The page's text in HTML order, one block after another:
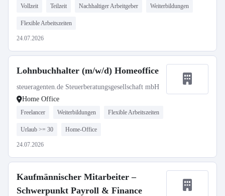
Vollzeit Teilzeit Nachhaltiger Arbeitgeber Weiterbildungen
Flexible Arbeitszeiten
24.07.2026
Lohnbuchhalter (m/w/d) Homeoffice
steueragenten.de Steuerberatungsgesellschaft mbH
Home Office
Freelancer Weiterbildungen Flexible Arbeitszeiten
Urlaub >= 30 Home-Office
24.07.2026
Kaufmännischer Mitarbeiter –
Schwerpunkt Payroll & Finance